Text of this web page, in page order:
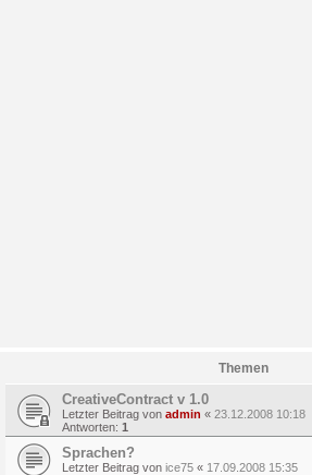
Themen
CreativeContract v 1.0
Letzter Beitrag von admin « 23.12.2008 10:18
Antworten: 1
Sprachen?
Letzter Beitrag von ice75 « 17.09.2008 15:35